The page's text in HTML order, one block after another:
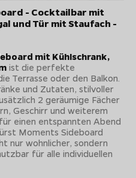
- Cocktailbar mit
und Tür mit Staufach -
mit Kühlschrank,
ist die perfekte
Terrasse oder den Balkon.
und Zutaten, stilvoller
2 geräumige Fächer
Geschirr und weiterem
einen entspannten Abend
Moments Sideboard
nur wohnlicher, sondern
für alle individuellen